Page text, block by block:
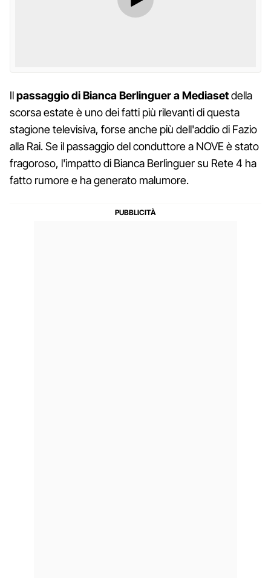
Ilpassaggio di Bianca Berlinguer a Mediasetdella
scorsa estate è uno dei fatti più rilevanti di questa
stagione televisiva, forse anche più dell'addio di Fazio
alla Rai. Se il passaggio del conduttore a NOVE è stato
fragoroso, l'impatto di Bianca Berlinguer su Rete 4 ha
fatto rumore e ha generato malumore.